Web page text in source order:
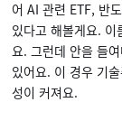
어 AI 관련 ETF, 반
있다고 해볼게요.
요. 그런데 안을 들
있어요. 이 경우 기
성이 커져요.